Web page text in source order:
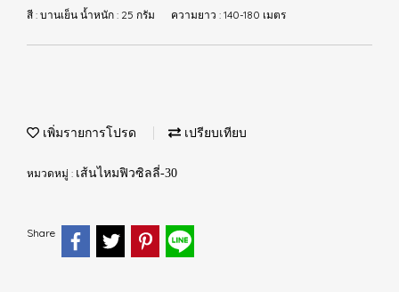
สี : บานเย็น น้ำหนัก : 25 กรัม ความยาว : 140-180 เมตร
เพิ่มรายการโปรด เปรียบเทียบ
หมวดหมู่ : เส้นไหมฟิวซิลลี่-30
Share